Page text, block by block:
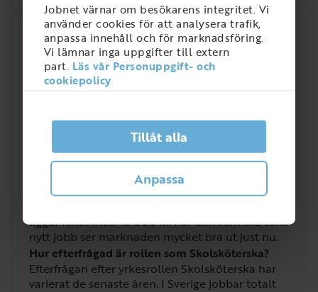
Jobnet värnar om besökarens integritet. Vi
använder cookies för att analysera trafik,
anpassa innehåll och för marknadsföring.
Vi lämnar inga uppgifter till extern
part. Läs vår Personuppgift- och
cookiepolicy
Tillåt alla
Anpassa
Snabbanalys
Efterfrågan på arbetsmarknaden just nu
4
Vilken lön får man som Skolsköterska?
Lönen för skolsköterskor där
har en genomsnittslön på45 000kr. Högst ligger
ligger Riket med45 000kr. För den som ska söka
nytt jobb ser marknaden mycket bra ut just nu.
Hur efterfrågad är rollen som Skolsköterska?
Efterfrågan efter yrkesrollen Skolsköterska har
varierat de senaste åren. I Sverige jobbar totalt